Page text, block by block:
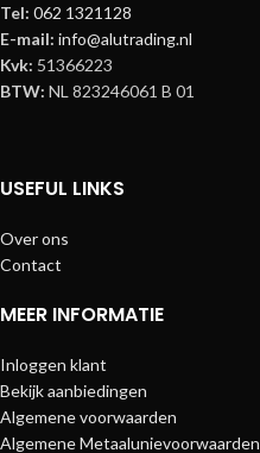
Tel: 062 1321128
E-mail: info@alutrading.nl
Kvk: 51366223
BTW: NL 823246061 B 01
USEFUL LINKS
Over ons
Contact
MEER INFORMATIE
Inloggen klant
Bekijk aanbiedingen
Algemene voorwaarden
Algemene Metaalunievoorwaarden